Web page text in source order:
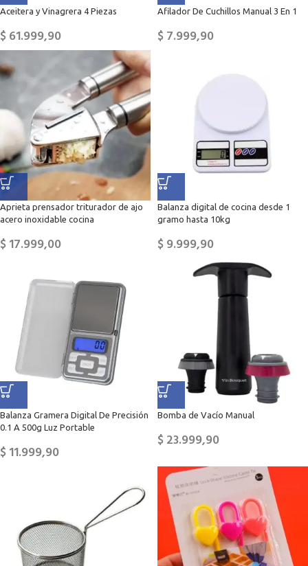
Aceitera y Vinagrera 4 Piezas
$61.999,90
Afilador De Cuchillos Manual 3 En 1
$7.999,90
Aprieta prensador triturador de ajo
acero inoxidable cocina
$17.999,00
Balanza digital de cocina desde 1
gramo hasta 10kg
$9.999,90
Balanza Gramera Digital De Precisión
0.1 A 500g Luz Portable
$11.999,90
Bomba de Vacío Manual
$23.999,90